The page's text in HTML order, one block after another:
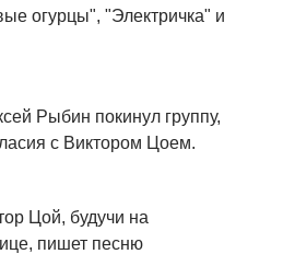
огурцы", "Электричка" и
Рыбин покинул группу,
с Виктором Цоем.
Цой, будучи на
пишет песню